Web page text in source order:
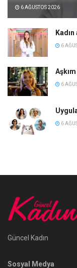
6 AĞUSTOS 2026
6
6
6
Güncel Kadın
Sosyal Medya